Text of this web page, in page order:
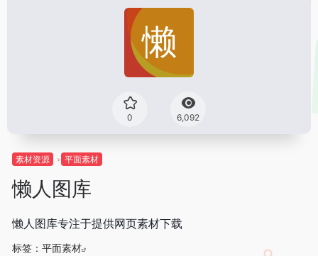
0 6,092
素材资源 平面素材
懒人图库
懒人图库专注于提供网页素材下载
标签： 平面素材